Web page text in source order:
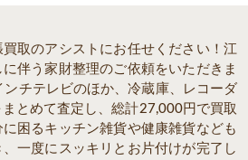
取のアシストにお任せください！江
伴う家財整理のご依頼をいただきま
チテレビのほか、冷蔵庫、レコーダ
とめて査定し、総計27,000円で買取
困るキッチン雑貨や健康雑貨なども
一度にスッキリとお片付けが完了し